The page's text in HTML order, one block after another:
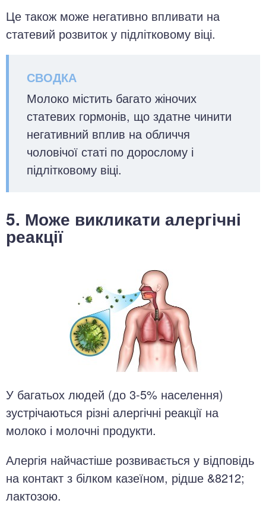
Це також може негативно впливати на
статевий розвиток у підлітковому віці.
Молоко містить багато жіночих
статевих гормонів, що здатне чинити
негативний вплив на обличчя
чоловічої статі по дорослому і
підлітковому віці.
5. Може викликати алергічні
реакції
У багатьох людей (до 3-5% населення)
зустрічаються різні алергічні реакції на
молоко і молочні продукти.
Алергія найчастіше розвивається у відповідь
на контакт з білком казеїном, рідше &8212;
лактозою.